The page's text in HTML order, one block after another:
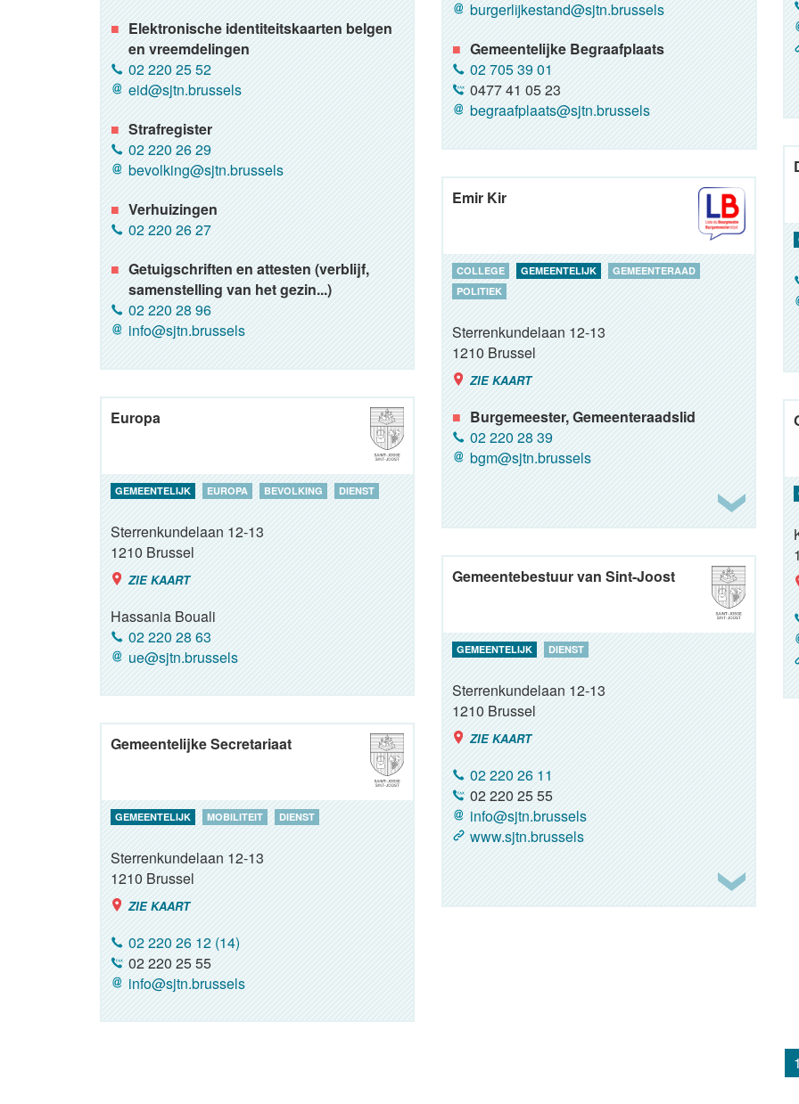
Elektronische identiteitskaarten belgen
en vreemdelingen
02 220 25 52
eid@sjtn.brussels
Strafregister
02 220 26 29
bevolking@sjtn.brussels
Verhuizingen
02 220 26 27
Getuigschriften en attesten (verblijf,
samenstelling van het gezin...)
02 220 28 96
info@sjtn.brussels
burgerlijkestand@sjtn.brussels
Gemeentelijke Begraafplaats
02 705 39 01
0477 41 05 23
begraafplaats@sjtn.brussels
Emir Kir
COLLEGE GEMEENTELIJK
GEMEENTERAAD
POLITIEK
Sterrenkundelaan 12-13
1210Brussel
ZIE KAART
Burgemeester, Gemeenteraadslid
02 220 28 39
bgm@sjtn.brussels
Europa
GEMEENTELIJK EUROPA BEVOLKING DIENST
Sterrenkundelaan 12-13
1210Brussel
ZIE KAART
Hassania Bouali
02 220 28 63
ue@sjtn.brussels
Gemeentebestuur van Sint-Joost
GEMEENTELIJK DIENST
Sterrenkundelaan 12-13
1210Brussel
ZIE KAART
02 220 26 11
02 220 25 55
info@sjtn.brussels
www.sjtn.brussels
Gemeentelijke Secretariaat
GEMEENTELIJK MOBILITEIT DIENST
Sterrenkundelaan 12-13
1210Brussel
ZIE KAART
02 220 26 12 (14)
02 220 25 55
info@sjtn.brussels
1